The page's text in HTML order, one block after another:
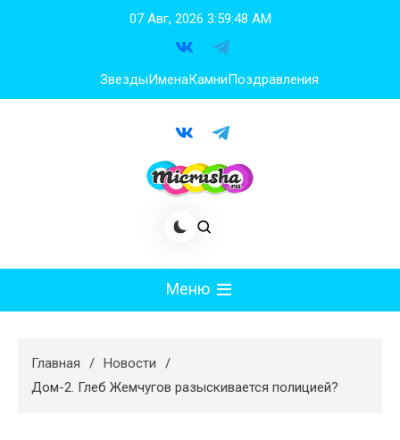
07 Авг, 2026 3:59:49 AM
ЗвездыИменаКамниПоздравления
Меню
Худеем
Главная
Новости
Дом-2. Глеб Жемчугов разыскивается полицией?